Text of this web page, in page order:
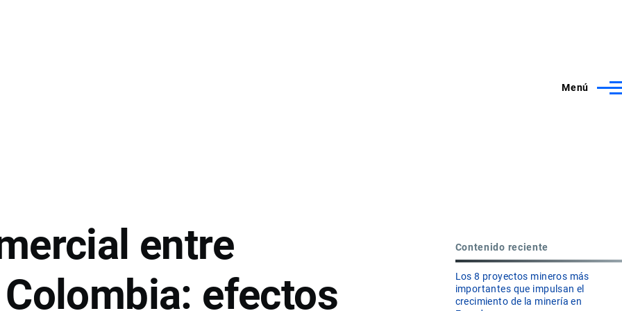
Menú
entre
efectos
Contenido reciente
Los 8 proyectos mineros más
importantes que impulsan el
crecimiento de la minería en